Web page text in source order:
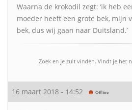
Waarna de krokodil zegt: ‘ik heb
moeder heeft een grote bek, mijn
bek, dus wij gaan naar Duitsland.’
Zoek en je zult vinden. Vindt je het
16 maart 2018 - 14:52